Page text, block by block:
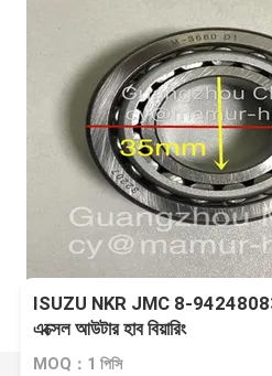
ISUZU NKR JMC 8-
এক্সেল আউটার হাব বিয়ারিং
MOQ：1 পিসি